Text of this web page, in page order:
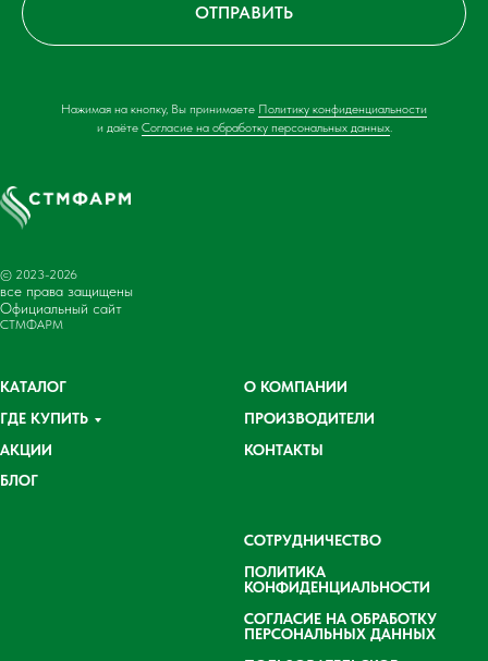
ОТПРАВИТЬ
Нажимая на кнопку, Вы принимаете Политику конфиденциальности
и даёте Согласие на обработку персональных данных.
© 2023-2026
все права защищены
Официальный сайт
СТМФАРМ
КАТАЛОГ
ГДЕ КУПИТЬ
АКЦИИ
БЛОГ
О КОМПАНИИ
ПРОИЗВОДИТЕЛИ
КОНТАКТЫ
СОТРУДНИЧЕСТВО
ПОЛИТИКА
КОНФИДЕНЦИАЛЬНОСТИ
СОГЛАСИЕ НА ОБРАБОТКУ
ПЕРСОНАЛЬНЫХ ДАННЫХ